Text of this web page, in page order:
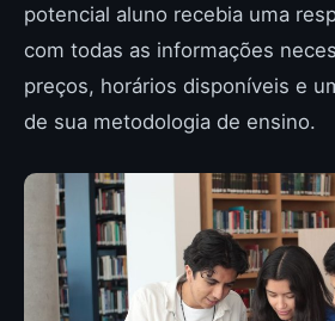
potencial aluno recebia uma
com todas as informações
preços, horários disponíveis e
de sua metodologia de ensino.